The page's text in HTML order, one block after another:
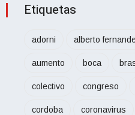
Etiquetas
adorni alberto
aumento boca
colectivo congreso
cordoba coronavirus